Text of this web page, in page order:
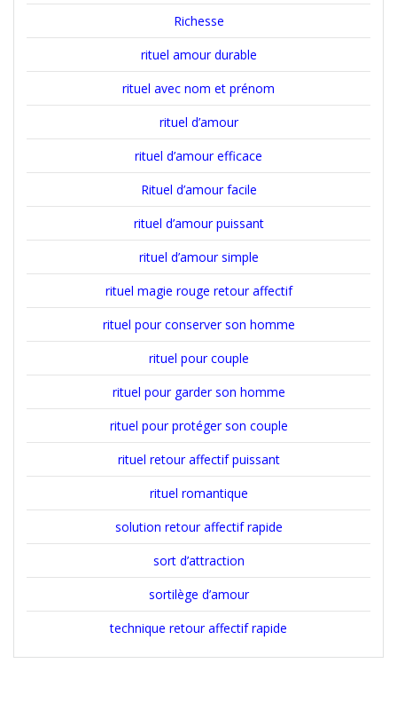
Richesse
rituel amour durable
rituel avec nom et prénom
rituel d’amour
rituel d’amour efficace
Rituel d’amour facile
rituel d’amour puissant
rituel d’amour simple
rituel magie rouge retour affectif
rituel pour conserver son homme
rituel pour couple
rituel pour garder son homme
rituel pour protéger son couple
rituel retour affectif puissant
rituel romantique
solution retour affectif rapide
sort d’attraction
sortilège d’amour
technique retour affectif rapide